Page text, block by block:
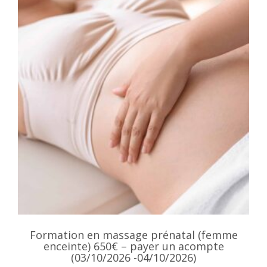
Formation en massage prénatal (femme
enceinte) 650€ – payer un acompte
(03/10/2026 -04/10/2026)